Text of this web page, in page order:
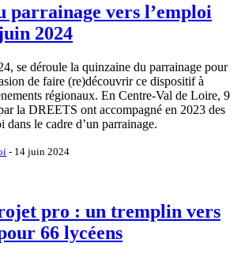
parrainage vers l’emploi
2024
se déroule la quinzaine du parrainage pour
de faire (re)découvrir ce dispositif à
régionaux. En Centre-Val de Loire, 9
la DREETS ont accompagné en 2023 des
dans le cadre d’un parrainage.
- 14 juin 2024
pro : un tremplin vers
66 lycéens